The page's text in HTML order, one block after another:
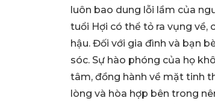
luôn bao dung lỗi lầm của
tuổi Hợi có thể tỏ ra vụng về,
hậu. Đối với gia đình và bạn
sóc. Sự hào phóng của họ
tâm, đồng hành về mặt tinh
lòng và hòa hợp bên trong